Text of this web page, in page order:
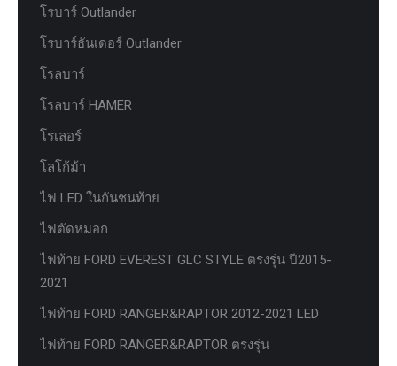
โรบาร์ Outlander
โรบาร์ธันเดอร์ Outlander
โรลบาร์
โรลบาร์ HAMER
โรเลอร์
โลโก้ม้า
ไฟ LED ในกันชนท้าย
ไฟตัดหมอก
ไฟท้าย FORD EVEREST GLC STYLE ตรงรุ่น ปี2015-
2021
ไฟท้าย FORD RANGER&RAPTOR 2012-2021 LED
ไฟท้าย FORD RANGER&RAPTOR ตรงรุ่น